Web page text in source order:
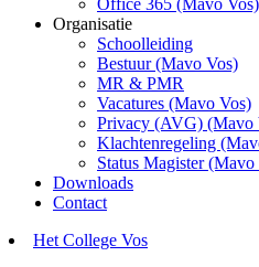
Office 365 (Mavo Vos)
Organisatie
Schoolleiding
Bestuur (Mavo Vos)
MR & PMR
Vacatures (Mavo Vos)
Privacy (AVG) (Mavo
Klachtenregeling
Status Magister (Mavo
Downloads
Contact
Het College Vos